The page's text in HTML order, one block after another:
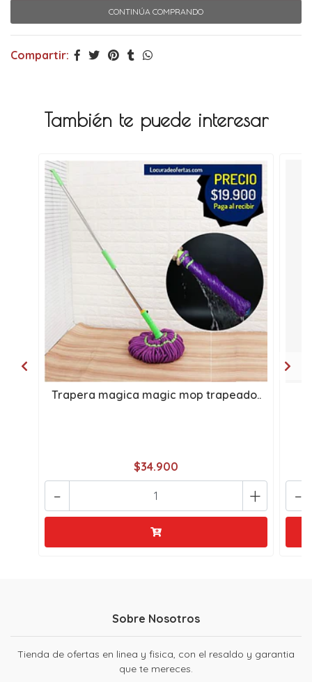
CONTINÚA COMPRANDO
Compartir:
También te puede interesar
Trapera magica magic mop trapeado..
$34.900
+
- -
Sobre Nosotros
Tienda de ofertas en linea y fisica, con el resaldo y garantia
que te mereces.